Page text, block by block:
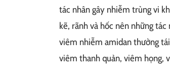
tác nhân gây nhiễm trùng vi
kẽ, rãnh và hốc nên những
viêm nhiễm amidan thường
viêm thanh quản, viêm họng,